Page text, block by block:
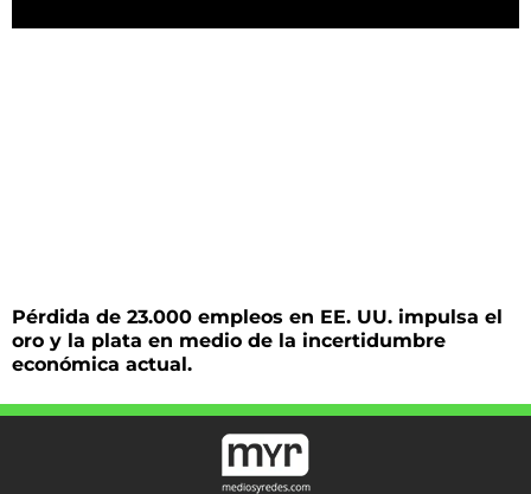
Pérdida de 23.000 empleos en EE. UU. impulsa el
oro y la plata en medio de la incertidumbre
económica actual.